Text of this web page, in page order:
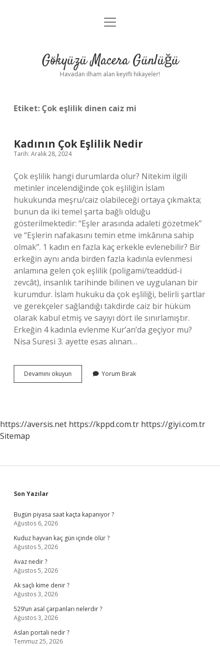
Anasayfa
Yasal Uyarı
menüyü
Gökyüzü Macera Günlüğü
Havadan ilham alan keyifli hikayeler!
Etiket: Çok eşlilik dinen caiz mi
Kadının Çok Eşlilik Nedir
Tarih: Aralık 28, 2024
Çok eşlilik hangi durumlarda olur? Nitekim ilgili
metinler incelendiğinde çok eşliliğin İslam
hukukunda meşru/caiz olabileceği ortaya çıkmakta;
bunun da iki temel şarta bağlı olduğu
gösterilmektedir: “Eşler arasında adaleti gözetmek”
ve “Eşlerin nafakasını temin etme imkânına sahip
olmak”. 1 kadın en fazla kaç erkekle evlenebilir? Bir
erkeğin aynı anda birden fazla kadınla evlenmesi
anlamına gelen çok eşlilik (poligami/teaddüd-i
zevcât), insanlık tarihinde bilinen ve uygulanan bir
kurumdur. İslam hukuku da çok eşliliği, belirli şartlar
ve gerekçeler sağlandığı takdirde caiz bir hüküm
olarak kabul etmiş ve sayıyı dört ile sınırlamıştır.
Erkeğin 4 kadınla evlenme Kur’an’da geçiyor mu?
Nisa Suresi 3. ayette esas alınan…
Devamını okuyun
Çok
Yorum Bırak
https://aversis.net https://kppd.com.tr https://giyi.com.tr
Sitemap
Sidebar
Son Yazılar
Bugün piyasa saat kaçta kapanıyor ?
Ağustos 6, 2026
Kuduz hayvan kaç gün içinde ölür ?
Ağustos 5, 2026
Avaz nedir ?
Ağustos 5, 2026
Ak saçlı kime denir ?
Ağustos 3, 2026
529’un asal çarpanları nelerdir ?
Ağustos 3, 2026
Aslan portali nedir ?
Temmuz 25, 2026